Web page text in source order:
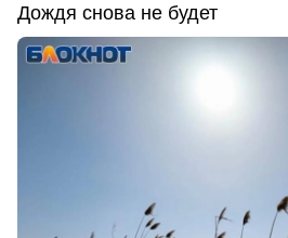
Дождя снова не будет